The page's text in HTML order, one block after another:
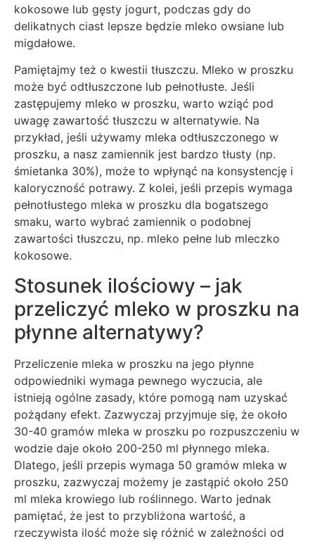
kokosowe lub gęsty jogurt, podczas gdy do
delikatnych ciast lepsze będzie mleko owsiane lub
migdałowe.
Pamiętajmy też o kwestii tłuszczu. Mleko w proszku
może być odtłuszczone lub pełnotłuste. Jeśli
zastępujemy mleko w proszku, warto wziąć pod
uwagę zawartość tłuszczu w alternatywie. Na
przykład, jeśli używamy mleka odtłuszczonego w
proszku, a nasz zamiennik jest bardzo tłusty (np.
śmietanka 30%), może to wpłynąć na konsystencję i
kaloryczność potrawy. Z kolei, jeśli przepis wymaga
pełnotłustego mleka w proszku dla bogatszego
smaku, warto wybrać zamiennik o podobnej
zawartości tłuszczu, np. mleko pełne lub mleczko
kokosowe.
Stosunek ilościowy – jak
przeliczyć mleko w proszku na
płynne alternatywy?
Przeliczenie mleka w proszku na jego płynne
odpowiedniki wymaga pewnego wyczucia, ale
istnieją ogólne zasady, które pomogą nam uzyskać
pożądany efekt. Zazwyczaj przyjmuje się, że około
30-40 gramów mleka w proszku po rozpuszczeniu w
wodzie daje około 200-250 ml płynnego mleka.
Dlatego, jeśli przepis wymaga 50 gramów mleka w
proszku, zazwyczaj możemy je zastąpić około 250
ml mleka krowiego lub roślinnego. Warto jednak
pamiętać, że jest to przybliżona wartość, a
rzeczywista ilość może się różnić w zależności od